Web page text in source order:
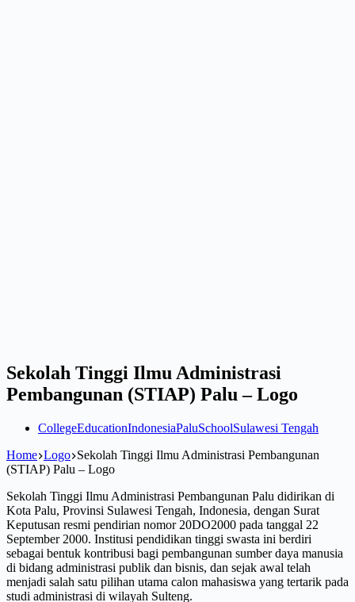
Sekolah Tinggi Ilmu Administrasi
Pembangunan (STIAP) Palu – Logo
CollegeEducationIndonesiaPaluSchoolSulawesi Tengah
Home Logo Sekolah Tinggi Ilmu Administrasi Pembangunan
(STIAP) Palu – Logo
Sekolah Tinggi Ilmu Administrasi Pembangunan Palu didirikan di
Kota Palu, Provinsi Sulawesi Tengah, Indonesia, dengan Surat
Keputusan resmi pendirian nomor 20DO2000 pada tanggal 22
September 2000. Institusi pendidikan tinggi swasta ini berdiri
sebagai bentuk kontribusi bagi pembangunan sumber daya manusia
di bidang administrasi publik dan bisnis, dan sejak awal telah
menjadi salah satu pilihan utama calon mahasiswa yang tertarik pada
studi administrasi di wilayah Sulteng.